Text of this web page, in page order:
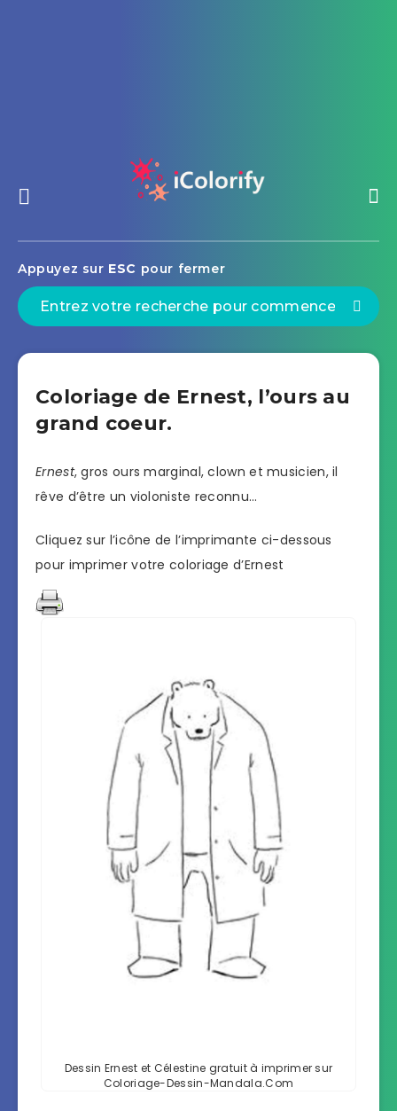
Appuyez sur ESC pour fermer
Coloriage de Ernest, l’ours au
grand coeur.
Ernest, gros ours marginal, clown et musicien, il
rêve d’être un violoniste reconnu…
Cliquez sur l’icône de l’imprimante ci-dessous
pour imprimer votre coloriage d’Ernest
Dessin Ernest et Célestine gratuit à imprimer sur
Coloriage-Dessin-Mandala.Com